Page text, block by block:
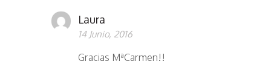
Laura
14 Junio, 2016
Gracias MªCarmen!!